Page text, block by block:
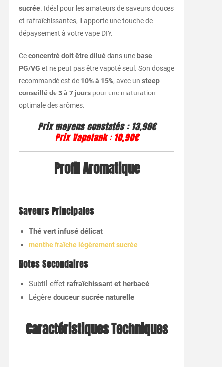
sucrée. Idéal pour les amateurs de saveurs douces
et rafraîchissantes, il apporte une touche de
dépaysement à votre vape DIY.
Ceconcentré doit être diluédans une base
PG/VG et ne peut pas être vapoté seul. Son dosage
recommandé est de 10% à 15%, avec un steep
conseillé de 3 à 7 jourspour une maturation
optimale des arômes.
Prix moyens constatés: 13,90€
Prix Vapotank: 10,90€
Profil Aromatique
Saveurs Principales
Thé vert infusé délicat
menthe fraîche légèrement sucrée
Notes Secondaires
Subtil effet rafraîchissant et herbacé
Légère douceur sucrée naturelle
Caractéristiques Techniques